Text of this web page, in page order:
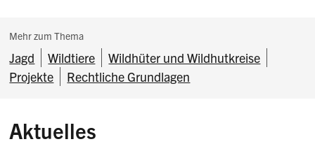
Subnavigation:
Mehr zum Thema
Jagd Wildtiere
Wildhüter und Wildhutkreise
Projekte
Rechtliche Grundlagen
Aktuelles